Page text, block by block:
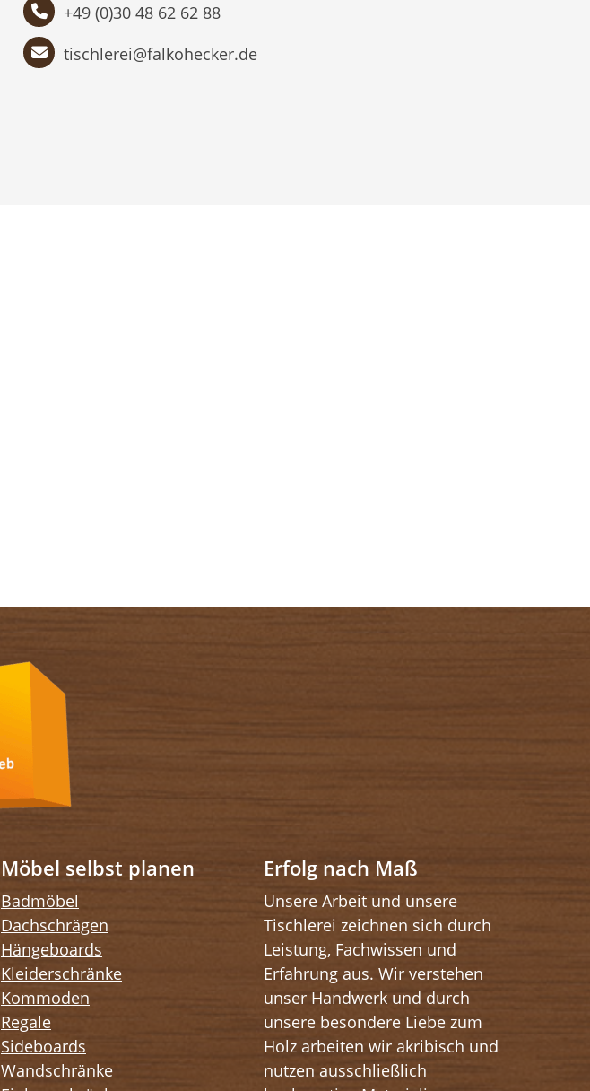
+49 (0)30 48 62 62 88
tischlerei@falkohecker.de
Möbel selbst planen
Badmöbel
Dachschrägen
Hängeboards
Kleiderschränke
Kommoden
Regale
Sideboards
Wandschränke
Erfolg nach Maß
Unsere Arbeit und unsere
Tischlerei zeichnen sich durch
Leistung, Fachwissen und
Erfahrung aus. Wir verstehen
unser Handwerk und durch
unsere besondere Liebe zum
Holz arbeiten wir akribisch und
nutzen ausschließlich